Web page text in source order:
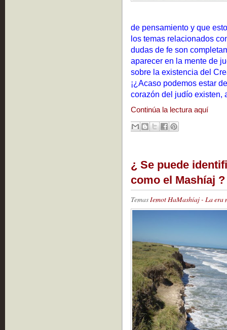
de pensamiento y que
los temas relacionados
dudas de fe son
aparecer en la mente de
sobre la existencia del
¡¿Acaso podemos estar
corazón del judío existen,
Continúa la lectura aquí
¿ Se puede
como el Mashíaj ?
Temas Iemot HaMashíaj - La era